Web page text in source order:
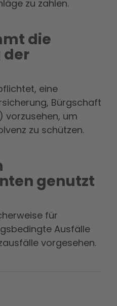
zu zahlen.
die
der
eine
Bürgschaft
vorzusehen, um
zu schützen.
genutzt
für
Ausfälle
vorgesehen.